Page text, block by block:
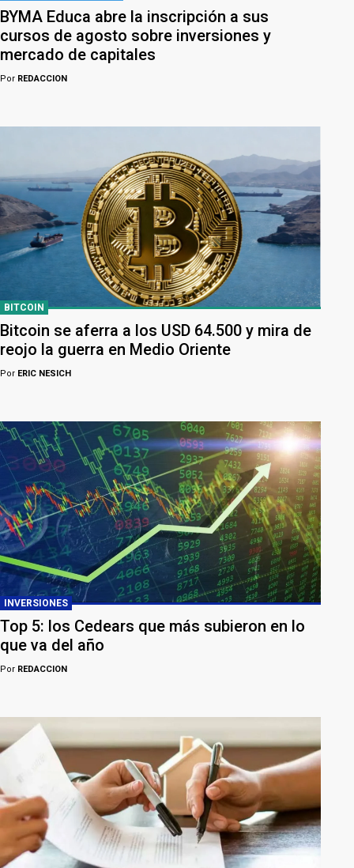
BYMA Educa abre la inscripción a sus
cursos de agosto sobre inversiones y
mercado de capitales
Por REDACCION
BITCOIN
Bitcoin se aferra a los USD 64.500 y mira de
reojo la guerra en Medio Oriente
Por ERIC NESICH
INVERSIONES
Top 5: los Cedears que más subieron en lo
que va del año
Por REDACCION